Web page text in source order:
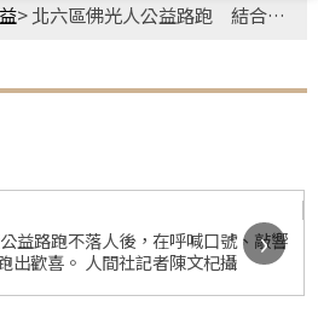
>北六區佛光人公益路跑 結合淨灘與救生研習
益路跑不落人後，在呼喊口號、敲響
出歡喜。 人間社記者陳文杞攝
›